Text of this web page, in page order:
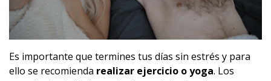
Es importante que termines tus días sin estrés y para
ello se recomienda realizar ejercicio o yoga. Los